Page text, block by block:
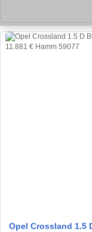
Opel Crossland 1.5